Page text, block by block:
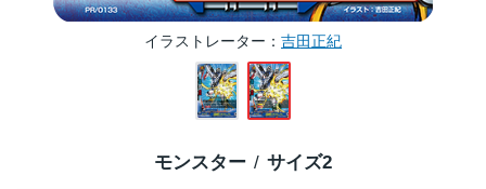
イラストレーター 吉田正紀
モンスター サイズ2